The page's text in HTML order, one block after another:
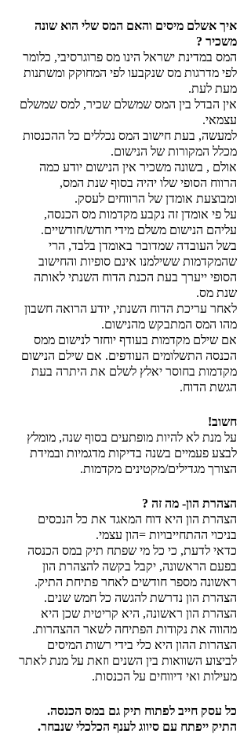
איך אשלם מיסים והאם המס שלי הוא שונה
משכיר ?
המס במדינת ישראל הינו מס פרוגרסיבי, כלומר
לפי מדרגות מס שנקבעו לפי המחוקק ומשתנות
מעת לעת.
אין הבדל בין המס שמשלם שכיר, למס שמשלם
עצמאי.
למעשה, בעת חישוב המס נכללים כל ההכנסות
מכלל המקורות של הנישום.
אולם , בשונה משכיר אין הנישום יודע כמה
הרווח הסופי שלו יהיה בסוף שנת המס,
ומבוצעת אומדן של הרווחים לעסק.
על פי אומדן זה נקבע מקדמות מס הכנסה,
עליהם הנישום משלם מידי חודש/חודשיים.
בשל העובדה שמדובר באומדן בלבד, הרי
שהמקדמות ששילמנו אינם סופיות והחישוב
הסופי ייערך בעת הכנת הדוח השנתי לאותה
שנת מס.
לאחר עריכת הדוח השנתי, יודע הרואה חשבון
מהו המס המתבקש מהנישום.
אם שילם מקדמות בעודף יוחזר לנישום ממס
הכנסה התשלומים העודפים. אם שילם הנישום
מקדמות בחוסר יאלץ לשלם את היתרה בעת
הגשת הדוח.
חשוב!
על מנת לא להיות מופתעים בסוף שנה, מומלץ
לבצע פעמיים בשנה בדיקות מדגמיות ובמידת
הצורך מגדילים/מקטינים מקדמות.
הצהרת הון- מה זה ?
הצהרת הון היא דוח המאגד את כל הנכסים
בניכוי ההתחייבויות =הון עצמי.
כדאי לדעת, כי כל מי שפתח תיק במס הכנסה
בפעם הראשונה, יקבל בקשה להצהרת הון
ראשונה מספר חודשים לאחר פתיחת התיק.
הצהרת הון נדרשת להגשה כל חמש שנים.
הצהרת הון ראשונה, היא קריטית שכן היא
מהווה את נקודות הפתיחה לשאר ההצהרות.
הצהרות ההון היא כלי בידי רשות המיסים
לביצוע השוואות בין השנים וזאת על מנת לאתר
מעילות ואי דיווחים על הכנסות.
כל עסק חייב לפתוח תיק גם במס הכנסה.
התיק ייפתח עם סיווג לענף הכלכלי שנבחר.